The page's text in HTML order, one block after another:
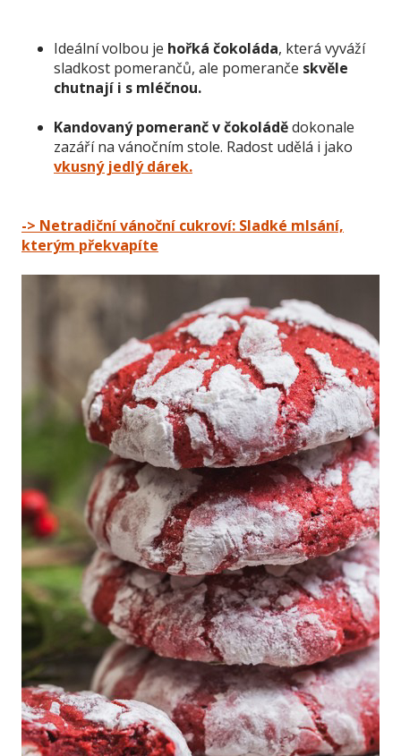
Ideální volbou je hořká čokoláda, která vyváží
sladkost pomerančů, ale pomeranče skvěle
chutnají i s mléčnou.
Kandovaný pomeranč v čokoládědokonale
zazáří na vánočním stole. Radost udělá i jako
vkusný jedlý dárek.
-> Netradiční vánoční cukroví: Sladké mlsání,
kterým překvapíte